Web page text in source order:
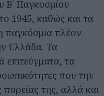
Παγκοσμίου
1945, καθώς και τα
παγκόσμια πλέον
Ελλάδα. Τα
επιτεύγματα, τα
που την
της, αλλά και